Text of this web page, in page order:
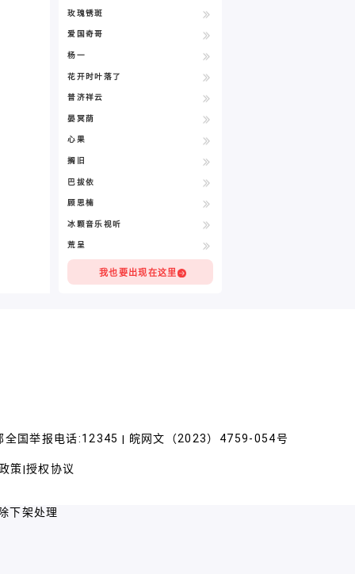
玫瑰锈斑
爱国奇哥
杨一
花开时叶落了
普济祥云
晏冥荫
心果
搁旧
巴拔依
顾思楠
冰颗音乐视听
荒呈
我也要出现在这里
全国举报电话:12345 | 皖网文（2023）4759-054号
策|授权协议
下架处理